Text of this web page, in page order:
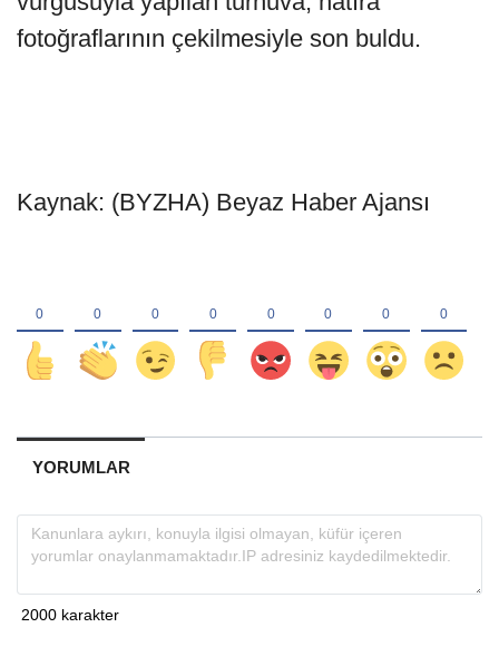
fotoğraflarının çekilmesiyle son buldu.
Kaynak: (BYZHA) Beyaz Haber Ajansı
YORUMLAR